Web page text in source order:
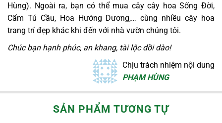
Hùng). Ngoài ra, bạn có thể mua cây cây hoa Sống Đời,
Cẩm Tú Cầu, Hoa Hướng Dương,… cùng nhiều cây hoa
trang trí đẹp khác khi đến với nhà vườn chúng tôi.
Chúc bạn hạnh phúc, an khang, tài lộc dồi dào!
Chịu trách nhiệm nội dung
PHẠM HÙNG
SẢN PHẨM TƯƠNG TỰ